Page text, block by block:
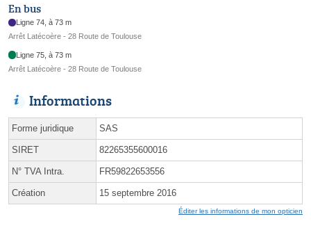
En bus
Ligne 74, à 73 m
Arrêt Latécoère - 28 Route de Toulouse
Ligne 75, à 73 m
Arrêt Latécoère - 28 Route de Toulouse
Informations
Forme juridique SAS
SIRET 82265355600016
N° TVA Intra. FR59822653556
Création 15 septembre 2016
Éditer les informations de mon opticien